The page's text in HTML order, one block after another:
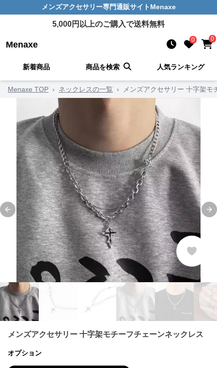
メンズアクセサリー専門通販サイト Menaxe
5,000円以上のご購入で送料無料
Menaxe 0 0
新着商品 商品を検索 人気ランキング
Menaxe TOP › ネックレスの一覧 › メンズアクセサリー 十字架
Previous slide
メンズアクセサリー 十字架モチーフチェーンネックレス
オプション